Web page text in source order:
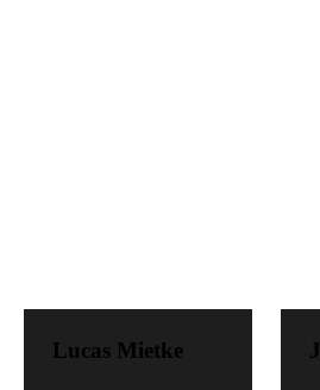
Lucas Mietke